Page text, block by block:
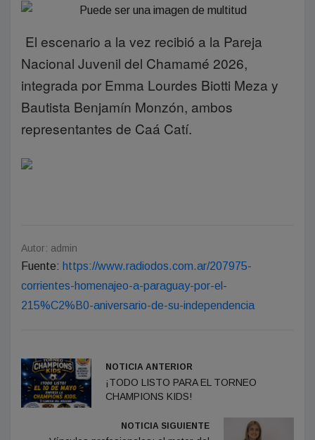
El escenario a la vez recibió a la Pareja
Nacional Juvenil del Chamamé 2026,
integrada por Emma Lourdes Biotti Meza y
Bautista Benjamín Monzón, ambos
representantes de Caá Catí.
Autor: admin
Fuente: https://www.radiodos.com.ar/207975-
corrientes-homenajeo-a-paraguay-por-el-
215%C2%B0-aniversario-de-su-independencia
NOTICIA ANTERIOR
¡TODO LISTO PARA EL TORNEO
CHAMPIONS KIDS!
NOTICIA SIGUIENTE